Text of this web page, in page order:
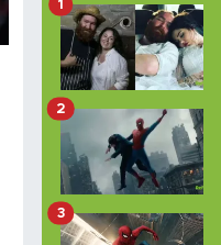
1
2
3